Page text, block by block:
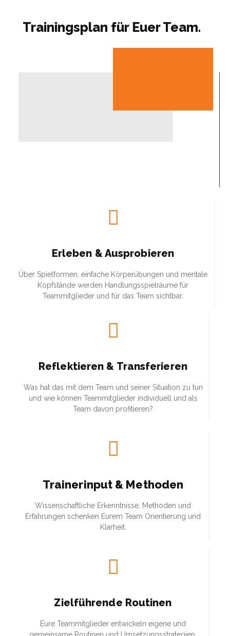
Trainingsplan für Euer Team.
Erleben & Ausprobieren
Über Spielformen, einfache Körperübungen und mentale
Kopfstände werden Handlungsspielräume für
Teammitglieder und für das Team sichtbar.
Reflektieren & Transferieren
Was hat das mit dem Team und seiner Situation zu tun
und wie können Teammitglieder individuell und als
Team davon profitieren?
Trainerinput & Methoden
Wissenschaftliche Erkenntnisse, Methoden und
Erfahrungen schenken Eurem Team Orientierung und
Klarheit.
Zielführende Routinen
Eure Teammitglieder entwickeln eigene und